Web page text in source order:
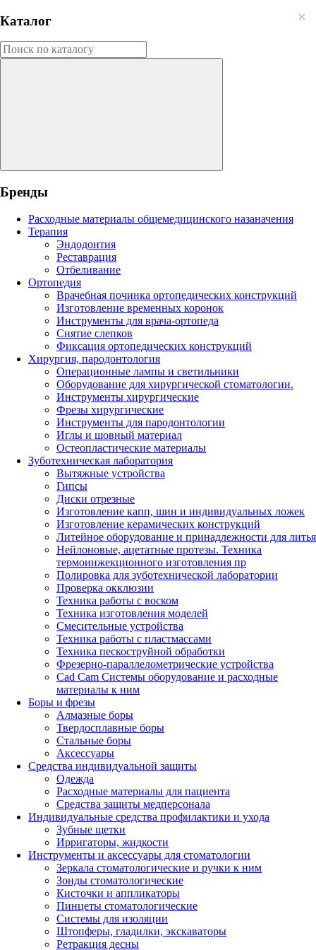
Каталог
Бренды
Расходные материалы общемедицинского назаначения
Терапия
Эндодонтия
Реставрация
Отбеливание
Ортопедия
Врачебная починка ортопедических конструкций
Изготовление временных коронок
Инструменты для врача-ортопеда
Снятие слепков
Фиксация ортопедических конструкций
Хирургия, пародонтология
Операционные лампы и светильники
Оборудование для хирургической стоматологии.
Инструменты хирургические
Фрезы хирургические
Инструменты для пародонтологии
Иглы и шовный материал
Остеопластические материалы
Зуботехническая лаборатория
Вытяжные устройства
Гипсы
Диски отрезные
Изготовление капп, шин и индивидуальных ложек
Изготовление керамических конструкций
Литейное оборудование и принадлежности для литья
Нейлоновые, ацетатные протезы. Техника
термоинжекционного изготовления пр
Полировка для зуботехнической лаборатории
Проверка окклюзии
Техника работы с воском
Техника изготовления моделей
Смесительные устройства
Техника работы с пластмассами
Техника пескоструйной обработки
Фрезерно-параллелометрические устройства
Cad Cam Системы оборудование и расходные
материалы к ним
Боры и фрезы
Алмазные боры
Твердосплавные боры
Стальные боры
Аксессуары
Средства индивидуальной защиты
Одежда
Расходные материалы для пациента
Средства защиты медперсонала
Индивидуальные средства профилактики и ухода
Зубные щетки
Ирригаторы, жидкости
Инструменты и аксессуары для стоматологии
Зеркала стоматологические и ручки к ним
Зонды стоматологические
Кисточки и аппликаторы
Пинцеты стоматологические
Системы для изоляции
Штопферы, гладилки, экскаваторы
Ретракция десны